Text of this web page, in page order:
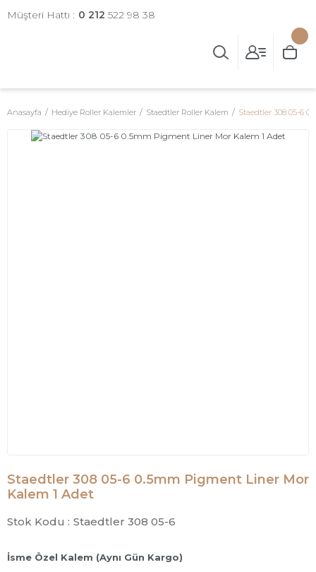
Müşteri Hattı : 0 212 522 98 38
Anasayfa Hediye Roller Kalemler Staedtler Roller Kalem Staedtler 308 05-6
Staedtler 308 05-6 0.5mm Pigment Liner Mor
Kalem 1 Adet
Stok Kodu : Staedtler 308 05-6
İsme Özel Kalem (Aynı Gün Kargo)